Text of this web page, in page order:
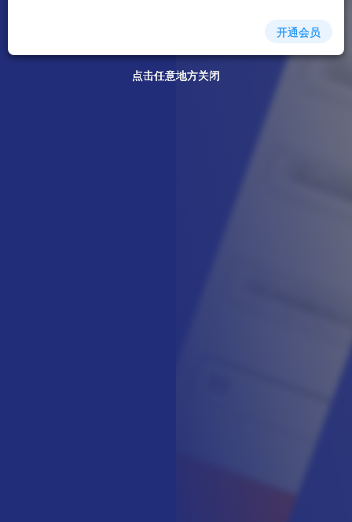
点击任意地方关闭
点击任意地方关闭
点击任意地方关闭
点击任意地方关闭
开通会员